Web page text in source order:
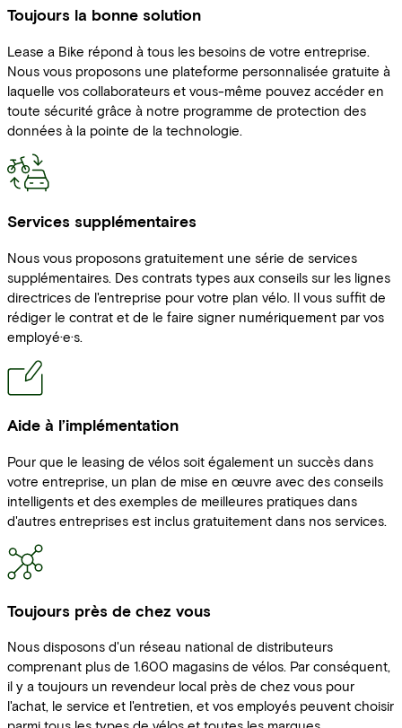
Toujours la bonne solution
Lease a Bike répond à tous les besoins de votre entreprise.
Nous vous proposons une plateforme personnalisée gratuite à
laquelle vos collaborateurs et vous-même pouvez accéder en
toute sécurité grâce à notre programme de protection des
données à la pointe de la technologie.
Services supplémentaires
Nous vous proposons gratuitement une série de services
supplémentaires. Des contrats types aux conseils sur les lignes
directrices de l'entreprise pour votre plan vélo. Il vous suffit de
rédiger le contrat et de le faire signer numériquement par vos
employé·e·s.
Aide à l’implémentation
Pour que le leasing de vélos soit également un succès dans
votre entreprise, un plan de mise en œuvre avec des conseils
intelligents et des exemples de meilleures pratiques dans
d'autres entreprises est inclus gratuitement dans nos services.
Toujours près de chez vous
Nous disposons d'un réseau national de distributeurs
comprenant plus de 1.600 magasins de vélos. Par conséquent,
il y a toujours un revendeur local près de chez vous pour
l'achat, le service et l'entretien, et vos employés peuvent choisir